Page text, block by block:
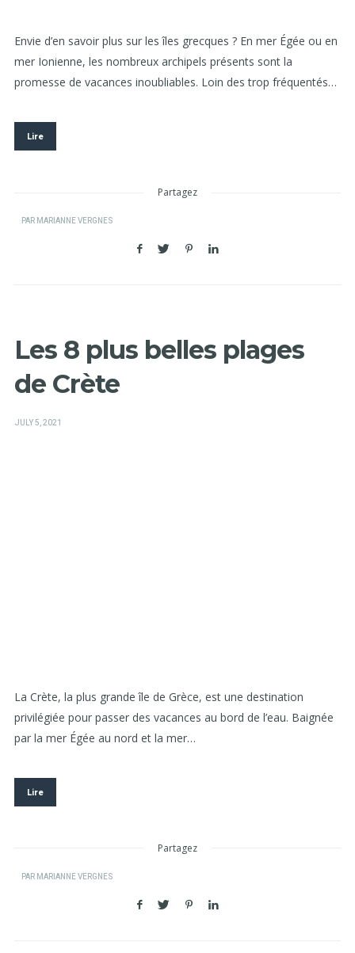
Envie d’en savoir plus sur les îles grecques ? En mer Égée ou en
mer Ionienne, les nombreux archipels présents sont la
promesse de vacances inoubliables. Loin des trop fréquentés…
Lire
Partagez
PAR MARIANNE VERGNES
Les 8 plus belles plages
de Crète
POSTED
JULY 5, 2021
La Crète, la plus grande île de Grèce, est une destination
privilégiée pour passer des vacances au bord de l’eau. Baignée
par la mer Égée au nord et la mer…
Lire
Partagez
PAR MARIANNE VERGNES